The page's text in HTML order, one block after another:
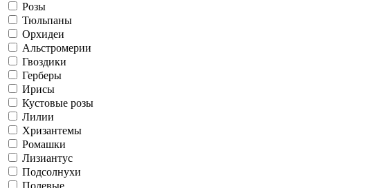
Розы
Тюльпаны
Орхидеи
Альстромерии
Гвоздики
Герберы
Ирисы
Кустовые розы
Лилии
Хризантемы
Ромашки
Лизиантус
Подсолнухи
Полевые